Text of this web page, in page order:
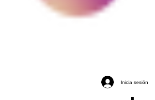
Inicia sesión